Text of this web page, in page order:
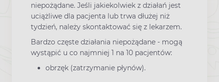
niepożądane. Jeśli jakiekolwiek z działań jest
uciążliwe dla pacjenta lub trwa dłużej niż
tydzień, należy skontaktować się z lekarzem.
Bardzo częste działania niepożądane - mogą
wystąpić u co najmniej 1 na 10 pacjentów:
obrzęk (zatrzymanie płynów).